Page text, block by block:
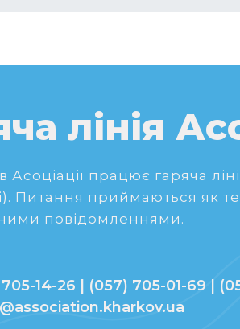
лінія
Асоціації працює гаряча
Питання приймаються як
повідомленнями.
14-26 | (057) 705-01-69 |